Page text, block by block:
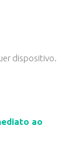
dispositivo.
ao